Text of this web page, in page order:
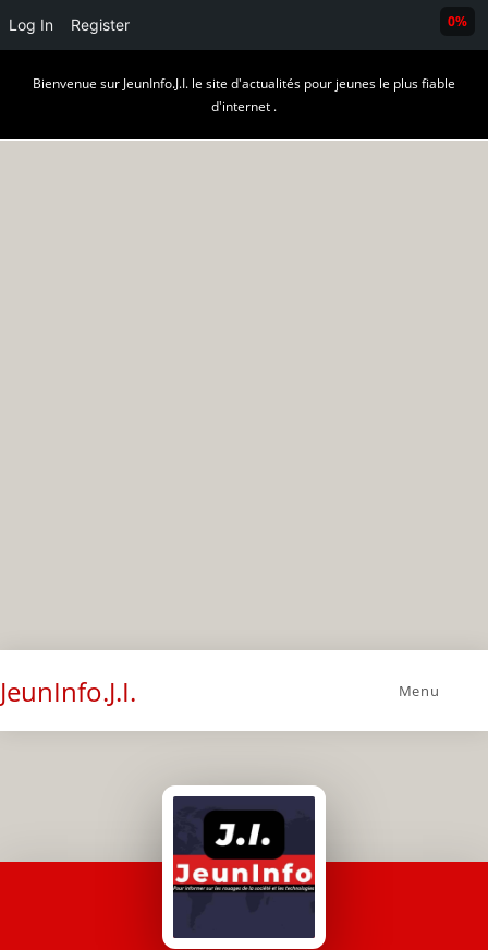
Log In Register
Bienvenue sur JeunInfo.J.I. le site d'actualités pour jeunes le plus fiable
d'internet .
JeunInfo.J.I. Menu
0%